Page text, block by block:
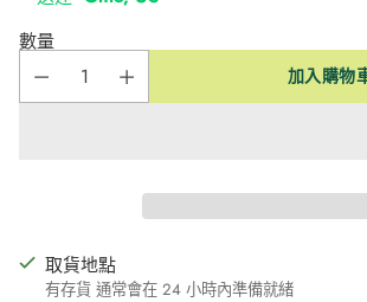
數量
加入購物
取貨地點
有存貨 通常會在 24 小時內準備就緒